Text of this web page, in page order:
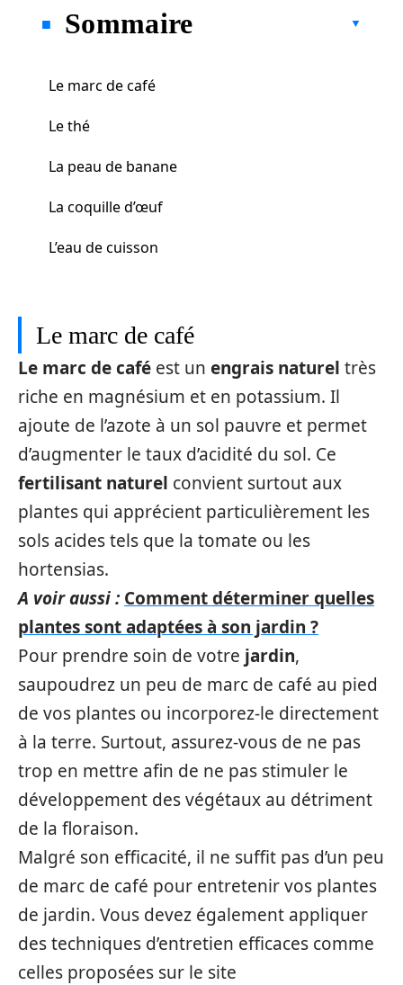
Sommaire
Le marc de café
Le thé
La peau de banane
La coquille d’œuf
L’eau de cuisson
Le marc de café
Le marc de café est un engrais naturel très
riche en magnésium et en potassium. Il
ajoute de l’azote à un sol pauvre et permet
d’augmenter le taux d’acidité du sol. Ce
fertilisant naturel convient surtout aux
plantes qui apprécient particulièrement les
sols acides tels que la tomate ou les
hortensias.
A voir aussi : Comment déterminer quelles
plantes sont adaptées à son jardin ?
Pour prendre soin de votre jardin,
saupoudrez un peu de marc de café au pied
de vos plantes ou incorporez-le directement
à la terre. Surtout, assurez-vous de ne pas
trop en mettre afin de ne pas stimuler le
développement des végétaux au détriment
de la floraison.
Malgré son efficacité, il ne suffit pas d’un peu
de marc de café pour entretenir vos plantes
de jardin. Vous devez également appliquer
des techniques d’entretien efficaces comme
celles proposées sur le site